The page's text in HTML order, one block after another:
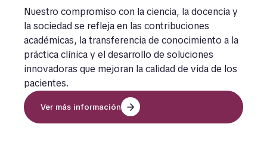
Nuestro compromiso con la ciencia, la docencia y
la sociedad se refleja en las contribuciones
académicas, la transferencia de conocimiento a la
práctica clínica y el desarrollo de soluciones
innovadoras que mejoran la calidad de vida de los
pacientes.
Ver más información